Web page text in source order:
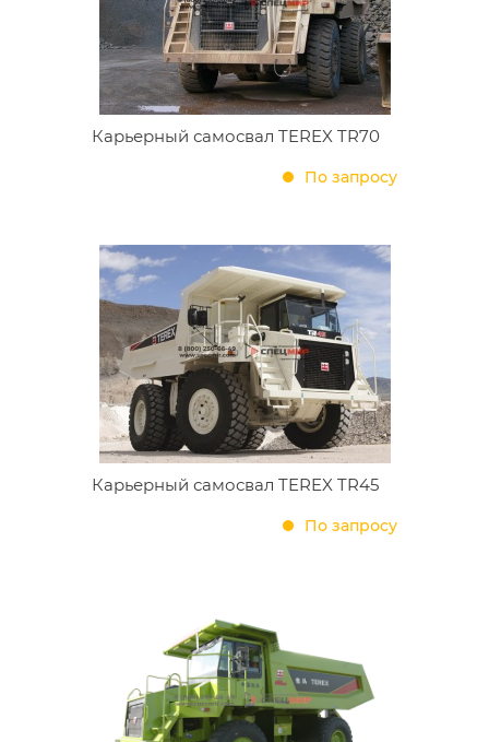
Карьерный самосвал TEREX TR70
По запросу
Карьерный самосвал TEREX TR45
По запросу